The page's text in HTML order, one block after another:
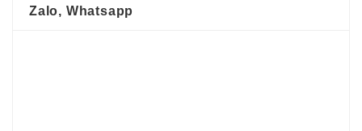
Zalo, Whatsapp